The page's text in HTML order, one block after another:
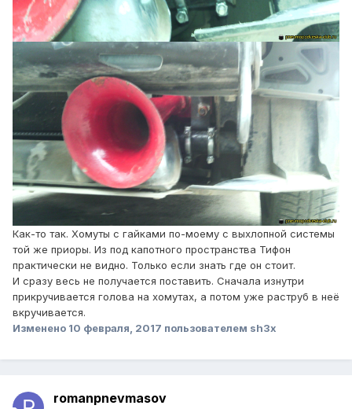
Как-то так. Хомуты с гайками по-моему с выхлопной системы
той же приоры. Из под капотного пространства Тифон
практически не видно. Только если знать где он стоит.
И сразу весь не получается поставить. Сначала изнутри
прикручивается голова на хомутах, а потом уже раструб в неё
вкручивается.
Изменено 10 февраля, 2017 пользователем sh3x
romanpnevmasov